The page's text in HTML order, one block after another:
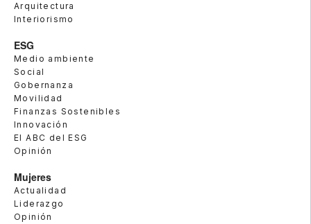
Arquitectura
Interiorismo
ESG
Medio ambiente
Social
Gobernanza
Movilidad
Finanzas Sostenibles
Innovación
El ABC del ESG
Opinión
Mujeres
Actualidad
Liderazgo
Opinión